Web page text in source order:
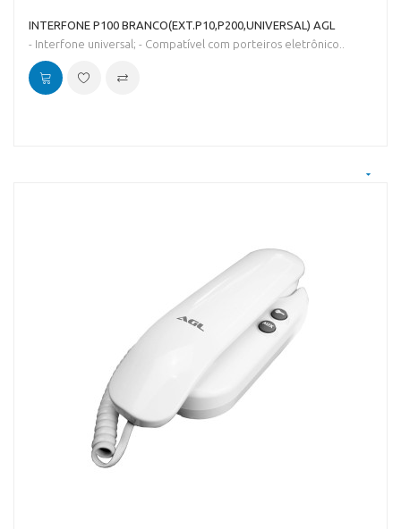
INTERFONE P100 BRANCO(EXT.P10,P200,UNIVERSAL) AGL
- Interfone universal; - Compatível com porteiros eletrônico..